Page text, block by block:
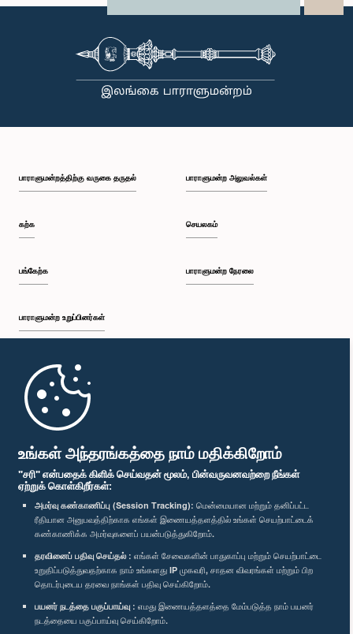
உங்கள் அந்தரங்கத்தை நாம் மதிக்கிறோம்
"சரி" என்பதைக் கிளிக் செய்வதன் மூலம், பின்வருவனவற்றை நீங்கள்
ஏற்றுக் கொள்கிறீர்கள்:
அமர்வு கண்காணிப்பு (Session Tracking): மென்மையான மற்றும் தனிப்பட்ட
ரீதியான அனுபவத்திற்காக எங்கள் இணையத்தளத்தில் உங்கள் செயற்பாட்டைக்
கண்காணிக்க அமர்வுகளைப் பயன்படுத்துகிறோம்.
தரவினைப் பதிவு செய்தல் : எங்கள் சேவைகளின் பாதுகாப்பு மற்றும் செயற்பாட்டை
உறுதிப்படுத்துவதற்காக நாம் உங்களது IP முகவரி, சாதன விவரங்கள் மற்றும் பிற
தொடர்புடைய தரவை நாங்கள் பதிவு செய்கிறோம்.
பயனர் நடத்தை பகுப்பாய்வு : எமது இணையத்தளத்தை மேம்படுத்த நாம் பயனர்
நடத்தையை பகுப்பாய்வு செய்கிறோம்.
பாராளுமன்றத்திற்கு வருகை தருதல்
கற்க
பங்கேற்க
பாராளுமன்ற உறுப்பினர்கள்
முதற்பக்கம்
பாராளுமன்ற அலுவல்கள்
செயலகம்
பாராளுமன்ற நேரலை
பாராளுமன்ற கையடக்க செயலி
எம்மை பின்தொடர்க :
விருதுகள்
தனியுரிமைக் கொள்கை